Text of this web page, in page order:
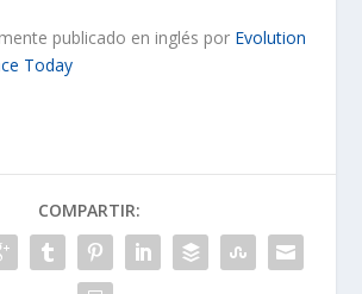
publicado en inglés por Evolution
Today
COMPARTIR: